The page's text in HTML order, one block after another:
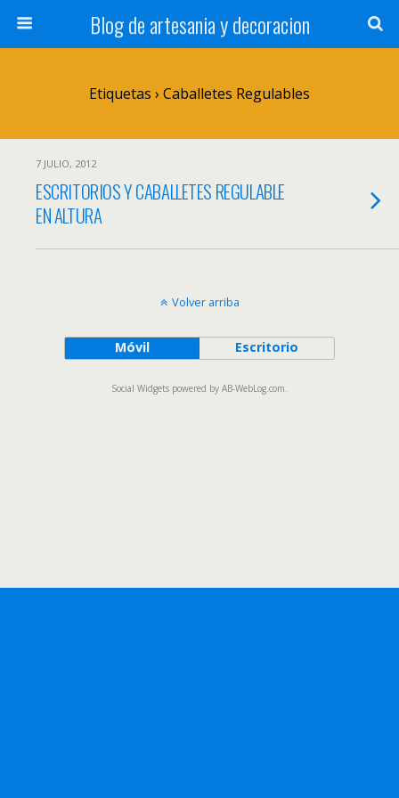
Blog de artesania y decoracion
Etiquetas › Caballetes Regulables
7 JULIO, 2012
ESCRITORIOS Y CABALLETES REGULABLE
EN ALTURA
Volver arriba
Móvil Escritorio
Social Widgets powered by AB-WebLog.com.